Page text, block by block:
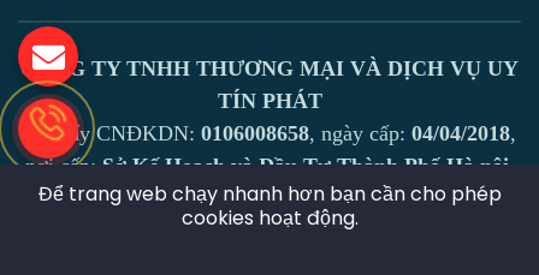
CÔNG TY TNHH THƯƠNG MẠI VÀ DỊCH VỤ UY
TÍN PHÁT
Số giấy CNĐKDN: 0106008658, ngày cấp: 04/04/2018,
nơi cấp:Sở Kế Hoạch và Đầu Tư Thành Phố Hà nội
Địa chỉ:Số 136, ngõ 44 phố Trần Thái Tông, tổ 16
phường Dịch Vọng Hậu, Cầu Giấy, Hà nội
Để trang web chạy nhanh hơn bạn cần cho phép
cookies hoạt động.